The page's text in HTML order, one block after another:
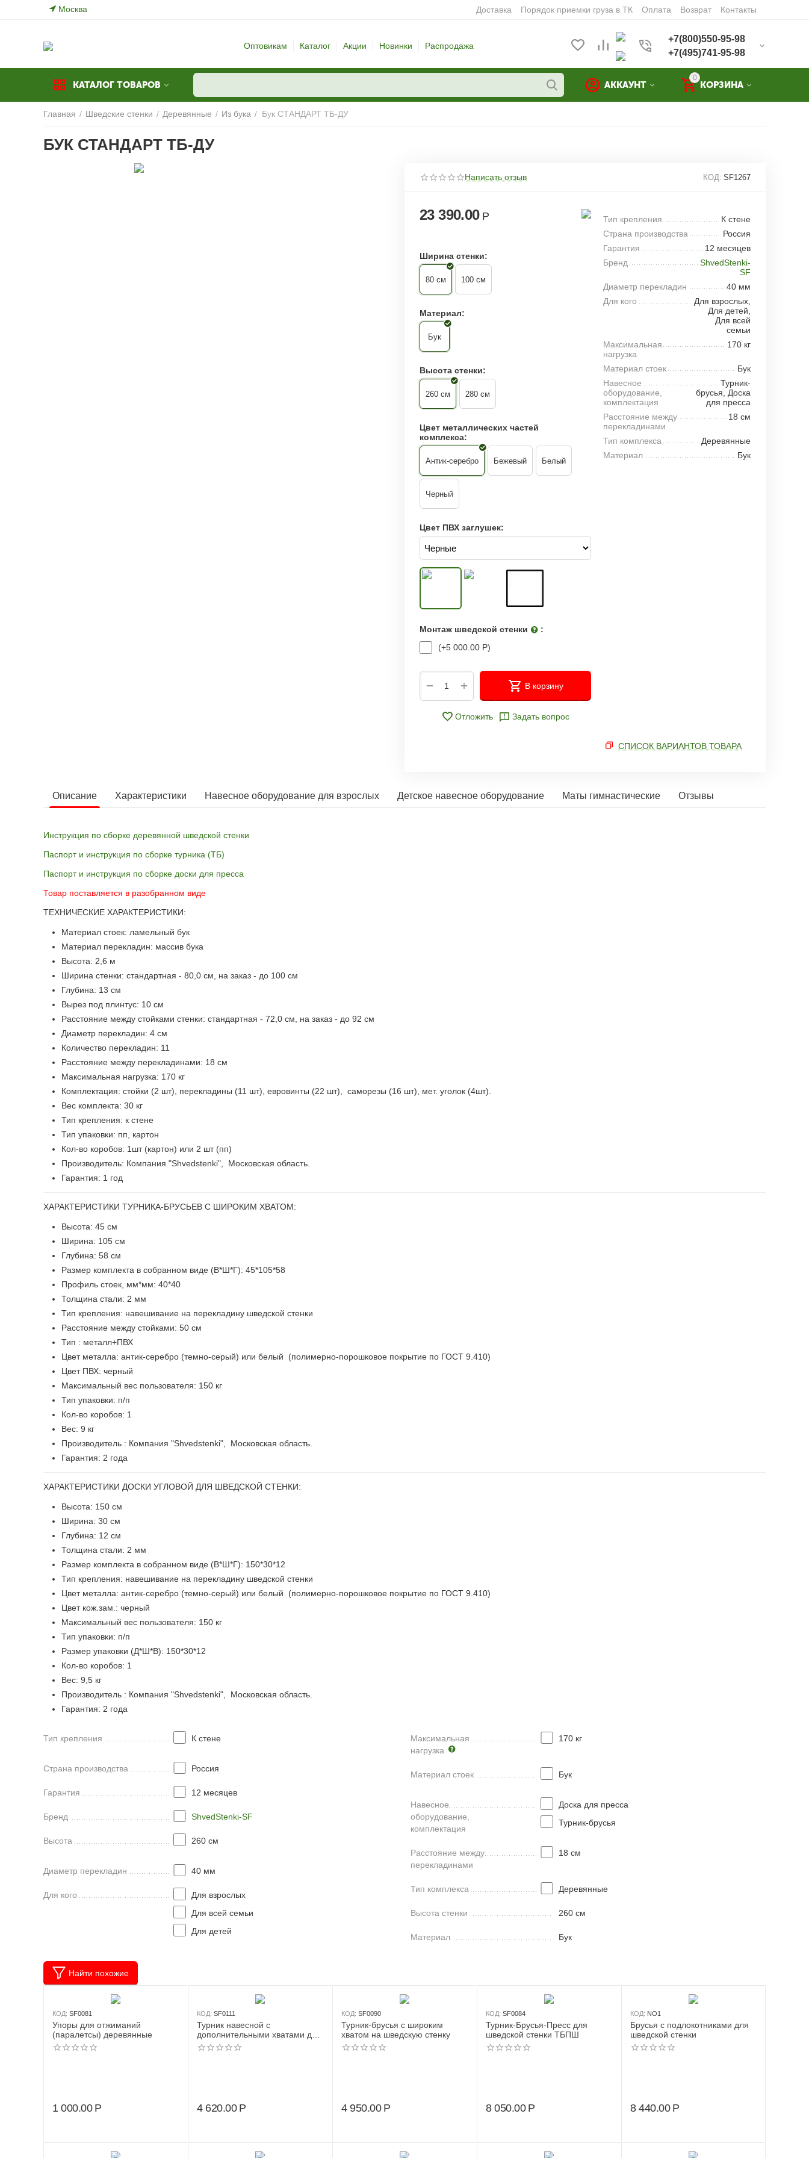
Москва Доставка Порядок приемки груза в ТК Оплата Возврат Контакты
Оптовикам Каталог Акции Новинки Распродажа
+7(800)550-95-98
+7(495)741-95-98
КАТАЛОГ ТОВАРОВ
0
КОРЗИНА
АККАУНТ
Главная / Шведские стенки / Деревянные / Из бука / Бук СТАНДАРТ ТБ-ДУ
БУК СТАНДАРТ ТБ-ДУ
Написать отзыв КОД: SF1267
23 390.00 Р
Ширина стенки:
80 см 100 см
Материал:
Бук
Высота стенки:
260 см 280 см
Цвет металлических частей
комплекса:
Антик-серебро Бежевый Белый
Черный
Цвет ПВХ заглушек:
Монтаж шведской стенки
:
(+5 000.00 Р)
+
− В корзину
Отложить Задать вопрос
Тип крепления
К стене
Страна производства
Россия
Гарантия
12 месяцев
Бренд
ShvedStenki-
SF
Диаметр перекладин
40 мм
Для кого
Для взрослых,
Для детей,
Для всей
семьи
Максимальная
нагрузка
170 кг
Материал стоек
Бук
Навесное
оборудование,
комплектация
Турник-
брусья, Доска
для пресса
Расстояние между
перекладинами
18 см
Тип комплекса
Деревянные
Материал
Бук
СПИСОК ВАРИАНТОВ ТОВАРА
Описание Характеристики Навесное оборудование для взрослых Детское навесное оборудование Маты гимнастические Отзывы
Инструкция по сборке деревянной шведской стенки
Паспорт и инструкция по сборке турника (ТБ)
Паспорт и инструкция по сборке доски для пресса
Товар поставляется в разобранном виде
ТЕХНИЧЕСКИЕ ХАРАКТЕРИСТИКИ:
Материал стоек: ламельный бук
Материал перекладин: массив бука
Высота: 2,6 м
Ширина стенки: стандартная - 80,0 см, на заказ - до 100 см
Глубина: 13 см
Вырез под плинтус: 10 см
Расстояние между стойками стенки: стандартная - 72,0 см, на заказ - до 92 см
Диаметр перекладин: 4 см
Количество перекладин: 11
Расстояние между перекладинами: 18 см
Максимальная нагрузка: 170 кг
Комплектация: стойки (2 шт), перекладины (11 шт), евровинты (22 шт), саморезы (16 шт), мет. уголок (4шт).
Вес комплекта: 30 кг
Тип крепления: к стене
Тип упаковки: пп, картон
Кол-во коробов: 1шт (картон) или 2 шт (пп)
Производитель: Компания "Shvedstenki", Московская область.
Гарантия: 1 год
ХАРАКТЕРИСТИКИ ТУРНИКА-БРУСЬЕВ С ШИРОКИМ ХВАТОМ:
Высота: 45 см
Ширина: 105 см
Глубина: 58 см
Размер комплекта в собранном виде (В*Ш*Г): 45*105*58
Профиль стоек, мм*мм: 40*40
Толщина стали: 2 мм
Тип крепления: навешивание на перекладину шведской стенки
Расстояние между стойками: 50 см
Тип : металл+ПВХ
Цвет металла: антик-серебро (темно-серый) или белый (полимерно-порошковое покрытие по ГОСТ 9.410)
Цвет ПВХ: черный
Максимальный вес пользователя: 150 кг
Тип упаковки: п/п
Кол-во коробов: 1
Вес: 9 кг
Производитель : Компания "Shvedstenki", Московская область.
Гарантия: 2 года
ХАРАКТЕРИСТИКИ ДОСКИ УГЛОВОЙ ДЛЯ ШВЕДСКОЙ СТЕНКИ:
Высота: 150 см
Ширина: 30 см
Глубина: 12 см
Толщина стали: 2 мм
Размер комплекта в собранном виде (В*Ш*Г): 150*30*12
Тип крепления: навешивание на перекладину шведской стенки
Цвет металла: антик-серебро (темно-серый) или белый (полимерно-порошковое покрытие по ГОСТ 9.410)
Цвет кож.зам.: черный
Максимальный вес пользователя: 150 кг
Тип упаковки: п/п
Размер упаковки (Д*Ш*В): 150*30*12
Кол-во коробов: 1
Вес: 9,5 кг
Производитель : Компания "Shvedstenki", Московская область.
Гарантия: 2 года
Тип крепления К стене
Страна производства Россия
Гарантия 12 месяцев
Бренд ShvedStenki-SF
Высота 260 см
Диаметр перекладин 40 мм
Для кого
Для взрослых
Для всей семьи
Для детей
Максимальная
нагрузка
170 кг
Материал стоек Бук
Навесное
оборудование,
комплектация
Доска для пресса
Турник-брусья
Расстояние между
перекладинами
18 см
Тип комплекса Деревянные
Высота стенки 260 см
Материал Бук
Найти похожие
КОД: SF0081
Упоры для отжиманий
(паралетсы) деревянные
1 000.00 Р
КОД: SF0111
Турник навесной c
дополнительными хватами для
шведской стенки
4 620.00 Р
КОД: SF0090
Турник-брусья с широким
хватом на шведскую стенку
4 950.00 Р
КОД: SF0084
Турник-Брусья-Пресс для
шведской стенки ТБПШ
8 050.00 Р
КОД: NO1
Брусья с подлокотниками для
шведской стенки
8 440.00 Р